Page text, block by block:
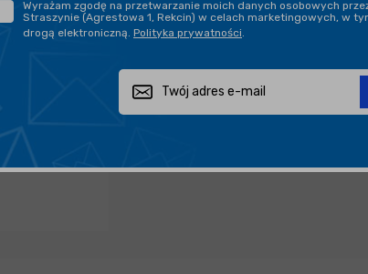
Zapytaj o produkt
Wyrażam zgodę na przetwarzanie moich danych osobowych
Straszynie (Agrestowa 1, Rekcin) w celach marketingowych, w
drogą elektroniczną. Polityka prywatności